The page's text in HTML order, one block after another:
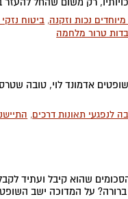
נכות וזקנה, ביטוח
טרור מלחמה
אדמונד לוי, טובה
לנפגעי תאונות דרכים,
שהוא קיבל ועתיד
על המדוכה ישב